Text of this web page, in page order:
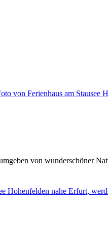
von Ferienhaus am Stausee
von wunderschöner
Hohenfelden nahe Erfurt,